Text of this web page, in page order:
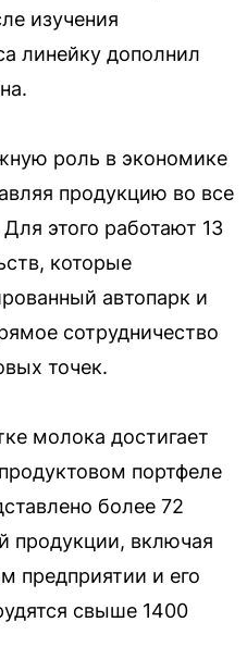
изучения
линейку дополнил
роль в экономике
продукцию во все
этого работают 13
которые
автопарк и
сотрудничество
точек.
молока достигает
портфеле
более 72
продукции, включая
предприятии и его
свыше 1400